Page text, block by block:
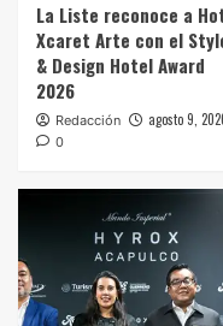
2
Supervisa
Renace en
3
Hyrox
impulsa al
alto
La Liste reconoce a
Xcaret Arte con el
& Design Hotel Award
2026
Redacción agosto 9,
0